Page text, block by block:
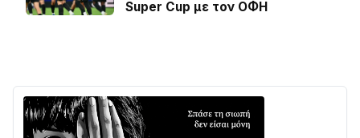
Super Cup με τον ΟΦΗ